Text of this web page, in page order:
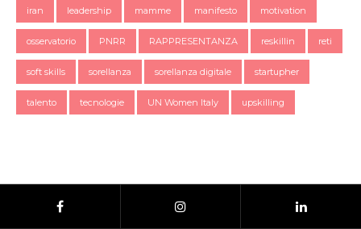
iran leadership mamme manifesto motivation
osservatorio PNRR RAPPRESENTANZA reskillin reti
soft skills sorellanza sorellanza digitale startupher
talento tecnologie UN Women Italy upskilling